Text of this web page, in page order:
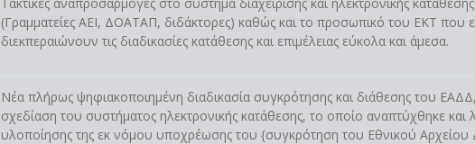
(Γραμματείες AEI, ΔΟΑΤΑΠ, διδάκτορες) καθώς και το προσωπικό του ΕΚΤ που
διεκπεραιώνουν τις διαδικασίες κατάθεσης και επιμέλειας εύκολα και άμεσα.
Νέα πλήρως ψηφιακοποιημένη διαδικασία συγκρότησης και διάθεσης του
σχεδίαση του συστήματος ηλεκτρονικής κατάθεσης, το οποίο αναπτύχθηκε και
υλοποίησης της εκ νόμου υποχρέωσης του {συγκρότηση του Εθνικού Αρχείου